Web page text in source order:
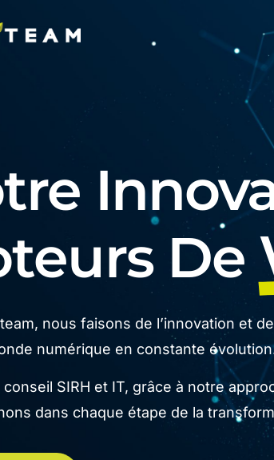
De
nous faisons de l’innovation et
numérique en constante
SIRH et IT, grâce à notre
dans chaque étape de la